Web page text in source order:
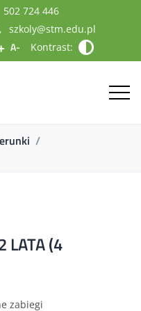
502 724 446
szkoly@stm.edu.pl
A- Kontrast:
LATA (4
zabiegi